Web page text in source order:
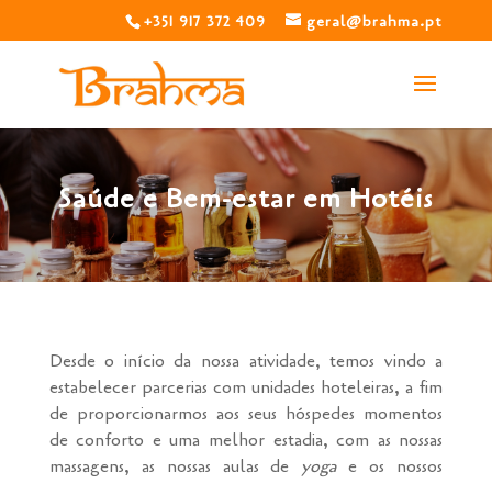
+351 917 372 409 geral@brahma.pt
Saúde e Bem-estar em Hotéis
Desde o início da nossa atividade, temos vindo a
estabelecer parcerias com unidades hoteleiras, a fim
de proporcionarmos aos seus hóspedes momentos
de conforto e uma melhor estadia, com as nossas
massagens, as nossas aulas de yogae os nossos